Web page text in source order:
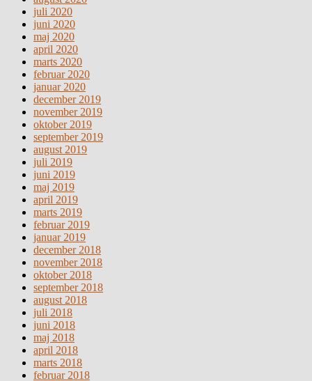
juli 2020
juni 2020
maj 2020
april 2020
marts 2020
februar 2020
januar 2020
december 2019
november 2019
oktober 2019
september 2019
august 2019
juli 2019
juni 2019
maj 2019
april 2019
marts 2019
februar 2019
januar 2019
december 2018
november 2018
oktober 2018
september 2018
august 2018
juli 2018
juni 2018
maj 2018
april 2018
marts 2018
februar 2018